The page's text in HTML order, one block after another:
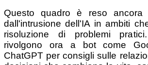
Questo quadro è reso ancora
dall'intrusione dell'IA in ambiti
risoluzione di problemi
rivolgono ora a bot come
ChatGPT per consigli sulle